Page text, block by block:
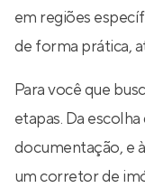
em regiões
de forma prática,
Para você que
etapas. Da
documentação, e
um corretor de